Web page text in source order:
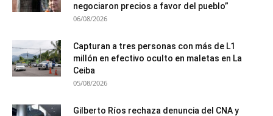
negociaron precios a favor del pueblo”
06/08/2026
Capturan a tres personas con más de L1
millón en efectivo oculto en maletas en La
Ceiba
05/08/2026
Gilberto Ríos rechaza denuncia del CNA y